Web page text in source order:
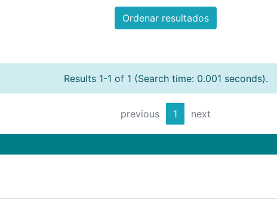
Ordenar resultados
Results 1-1 of 1 (Search time: 0.001 seconds).
previous 1 next